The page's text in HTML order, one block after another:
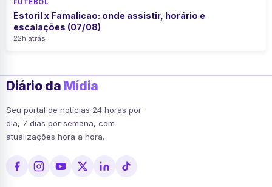
FUTEBOL
Estoril x Famalicao: onde assistir, horário e
escalações (07/08)
22h atrás
Diário da Mídia
Seu portal de notícias 24 horas por
dia, 7 dias por semana, com
atualizações hora a hora.